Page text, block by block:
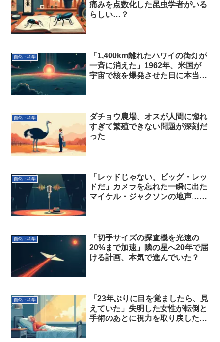
痛みを点数化した昆虫学者がいる
らしい…？
自然・科学
「1,400km離れたハワイの街灯が
一斉に消えた」1962年、米国が
宇宙で核を爆発させた日に本当に
自然・科学
ダチョウ農場、オスが人間に惚れ
すぎて繁殖できない問題が深刻だ
った
自然・科学
「レッドじゃない、ビッグ・レッ
ドだ」カメラを忘れた一瞬に出た
マイケル・ジャクソンの地声…あ
自然・科学
「切手サイズの探査機を光速の
20%まで加速」隣の星へ20年で届
ける計画、本気で進んでいた？
自然・科学
「23年ぶりに目を覚ましたら、見
えていた」失明した女性が転倒と
手術のあとに視力を取り戻した